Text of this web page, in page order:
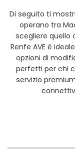
Di seguito ti
operano tra
scegliere quello
Renfe AVE è
opzioni di
perfetti per chi
servizio